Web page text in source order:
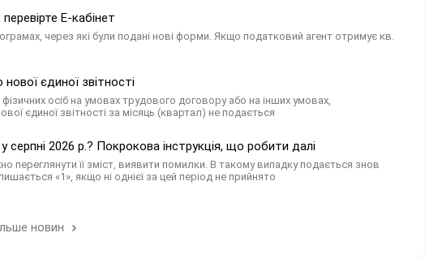
Е-кабінет
через які були подані нові форми. Якщо податковий агент отримує кв.
єдиної звітності
осіб на умовах трудового договору або на інших умовах,
єдиної звітності за місяць (квартал) не подається
2026 р.? Покрокова інструкція, що робити далі
переглянути її зміст, виявити помилки. В такому випадку подається знов
«1», якщо ні однієї за цей період не прийнято
новин